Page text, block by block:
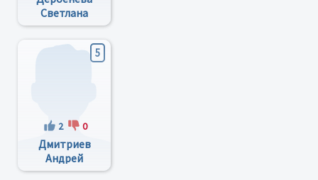
Светлана
Ивановна
5
2 0
Дмитриев
Андрей
Викторович